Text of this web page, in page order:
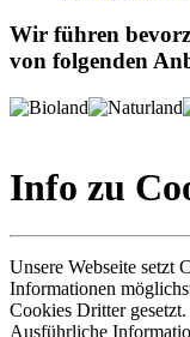
Wir führen
von folgenden
Info zu
Unsere Webseite setzt
Informationen
Cookies Dritter gesetzt.
Ausführliche